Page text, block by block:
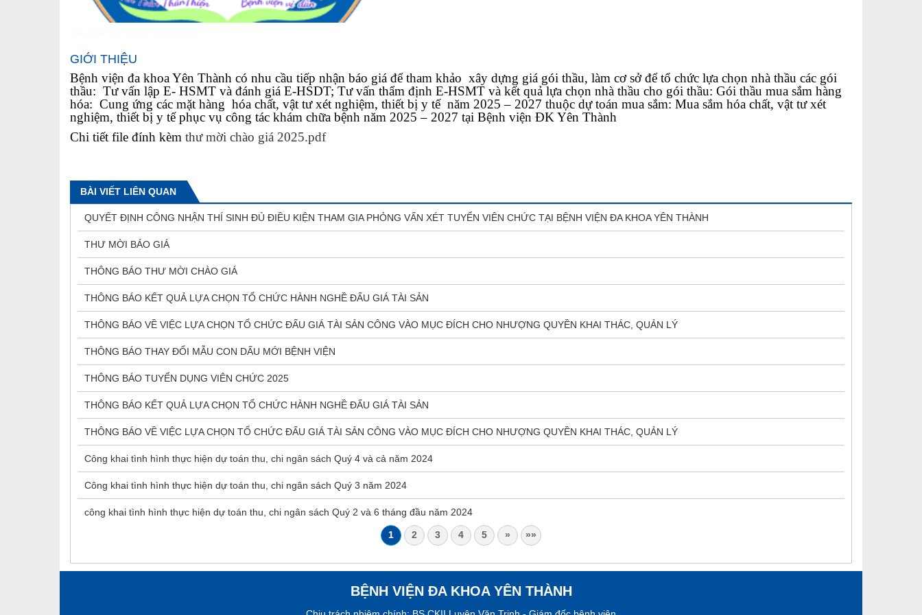
Khoa Đông Y
Khoa Khám bệnh
Khoa Kiểm soát Nhiễm khuẩn
GIỚI THIỆU
Bệnh viện đa khoa Yên Thành có nhu cầu tiếp nhận báo giá để tham khảo xây dựng giá gói thầu, làm cơ sở để tổ chức lựa chọn nhà thầu các gói
thầu: Tư vấn lập E- HSMT và đánh giá E-HSDT; Tư vấn thẩm định E-HSMT và kết quả lựa chọn nhà thầu cho gói thầu: Gói thầu mua sắm hàng
hóa: Cung ứng các mặt hàng hóa chất, vật tư xét nghiệm, thiết bị y tế năm 2025 – 2027 thuộc dự toán mua sắm: Mua sắm hóa chất, vật tư xét
nghiệm, thiết bị y tế phục vụ công tác khám chữa bệnh năm 2025 – 2027 tại Bệnh viện ĐK Yên Thành
Chi tiết file đính kèm thư mời chào giá 2025.pdf
BÀI VIẾT LIÊN QUAN
QUYẾT ĐỊNH CÔNG NHẬN THÍ SINH ĐỦ ĐIỀU KIỆN THAM GIA PHỎNG VẤN XÉT TUYỂN VIÊN CHỨC TẠI BỆNH VIỆN ĐA KHOA YÊN THÀNH
THƯ MỜI BÁO GIÁ
THÔNG BÁO THƯ MỜI CHÀO GIÁ
THÔNG BÁO KẾT QUẢ LỰA CHỌN TỔ CHỨC HÀNH NGHỀ ĐẤU GIÁ TÀI SẢN
THÔNG BÁO VỀ VIỆC LỰA CHỌN TỔ CHỨC ĐẤU GIÁ TÀI SẢN CÔNG VÀO MỤC ĐÍCH CHO NHƯỢNG QUYỀN KHAI THÁC, QUẢN LÝ
THÔNG BÁO THAY ĐỔI MẪU CON DẤU MỚI BỆNH VIỆN
THÔNG BÁO TUYỂN DỤNG VIÊN CHỨC 2025
THÔNG BÁO KẾT QUẢ LỰA CHỌN TỔ CHỨC HÀNH NGHỀ ĐẤU GIÁ TÀI SẢN
THÔNG BÁO VỀ VIỆC LỰA CHỌN TỔ CHỨC ĐẤU GIÁ TÀI SẢN CÔNG VÀO MỤC ĐÍCH CHO NHƯỢNG QUYỀN KHAI THÁC, QUẢN LÝ
Công khai tình hình thực hiện dự toán thu, chi ngân sách Quý 4 và cả năm 2024
Công khai tình hình thực hiện dự toán thu, chi ngân sách Quý 3 năm 2024
công khai tình hình thực hiện dự toán thu, chi ngân sách Quý 2 và 6 tháng đầu năm 2024
1 2 3 4 5 » »»
BỆNH VIỆN ĐA KHOA YÊN THÀNH